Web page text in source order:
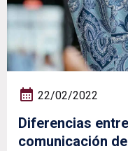
22/02/2022
Diferencias
comunicación